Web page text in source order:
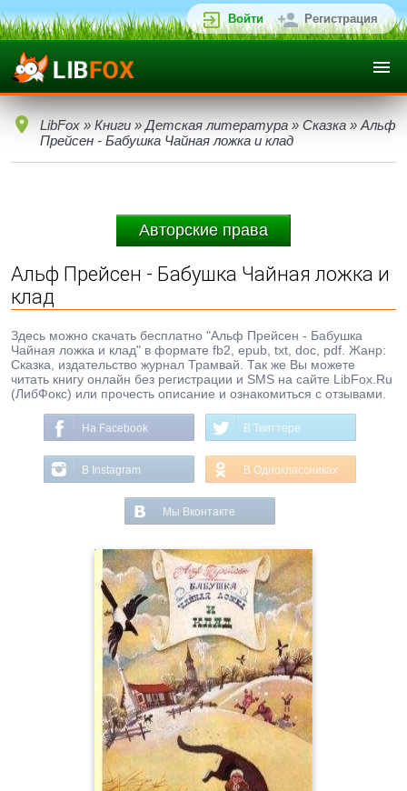
Войти Регистрация
LibFox » Книги » Детская литература » Сказка » Альф
Прейсен - Бабушка Чайная ложка и клад
Авторские права
Альф Прейсен - Бабушка Чайная ложка и
клад
Здесь можно скачать бесплатно "Альф Прейсен - Бабушка
Чайная ложка и клад" в формате fb2, epub, txt, doc, pdf. Жанр:
Сказка, издательство журнал Трамвай. Так же Вы можете
читать книгу онлайн без регистрации и SMS на сайте LibFox.Ru
(ЛибФокс) или прочесть описание и ознакомиться с отзывами.
На Facebook В Твиттере
В Instagram В Одноклассниках
Мы Вконтакте